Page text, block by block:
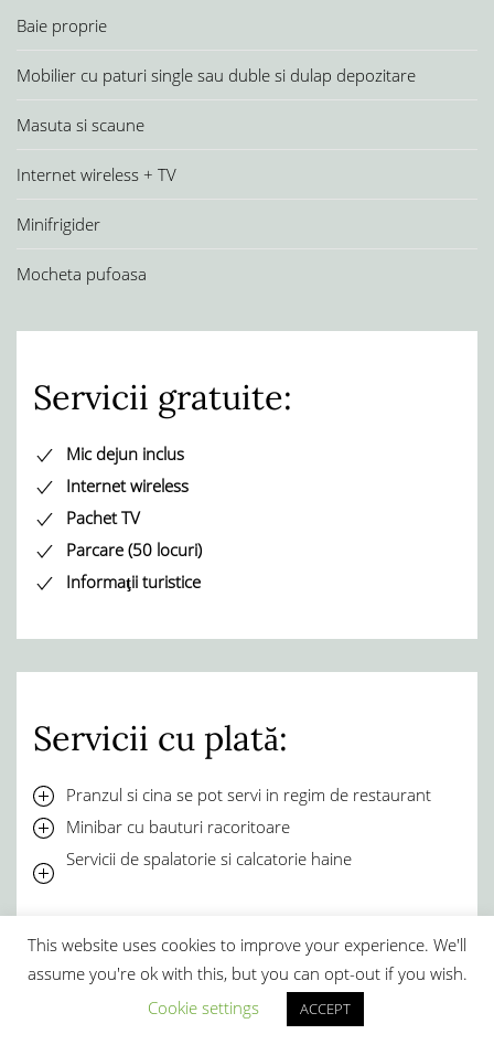
Baie proprie
Mobilier cu paturi single sau duble si dulap depozitare
Masuta si scaune
Internet wireless + TV
Minifrigider
Mocheta pufoasa
Servicii gratuite:
Mic dejun inclus
Internet wireless
Pachet TV
Parcare (50 locuri)
Informaţii turistice
Servicii cu plată:
Pranzul si cina se pot servi in regim de restaurant
Minibar cu bauturi racoritoare
Servicii de spalatorie si calcatorie haine
Camera dubla